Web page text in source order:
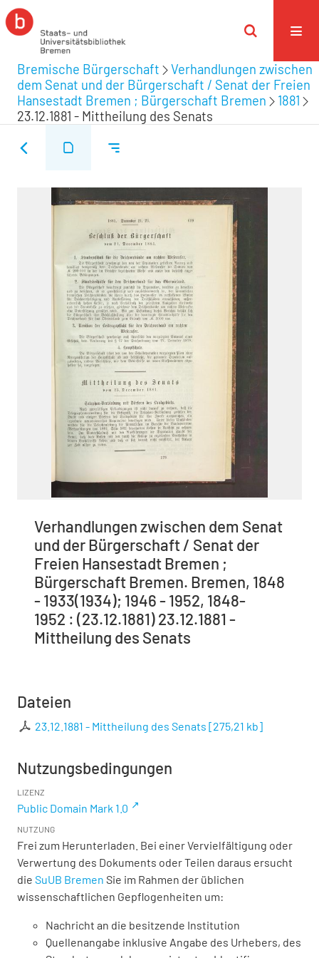
Bremische Bürgerschaft
Verhandlungen zwischen
dem Senat und der Bürgerschaft / Senat der Freien
Hansestadt Bremen ; Bürgerschaft Bremen
1881
23.12.1881 - Mittheilung des Senats
Verhandlungen zwischen dem Senat
und der Bürgerschaft / Senat der
Freien Hansestadt Bremen ;
Bürgerschaft Bremen. Bremen, 1848
- 1933(1934); 1946 - 1952, 1848-
1952 : (23.12.1881) 23.12.1881 -
Mittheilung des Senats
Dateien
23.12.1881 - Mittheilung des Senats [275,21 kb]
Nutzungsbedingungen
LIZENZ
Public Domain Mark 1.0
NUTZUNG
Frei zum Herunterladen. Bei einer Vervielfältigung oder
Verwertung des Dokuments oder Teilen daraus ersucht
die SuUB Bremen Sie im Rahmen der üblichen
wissenschaftlichen Gepflogenheiten um:
Nachricht an die besitzende Institution
Quellenangabe inklusive Angabe des Urhebers, des